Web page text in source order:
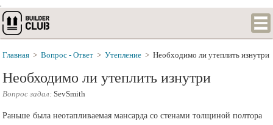
.
Главная > Вопрос - Ответ > Утепление > Необходимо ли утеплить изнутри
Необходимо ли утеплить изнутри
Вопрос задал: SevSmith
Раньше была неотапливаемая мансарда со стенами толщиной полтора